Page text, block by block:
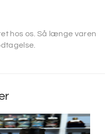
hos os. Så længe varen